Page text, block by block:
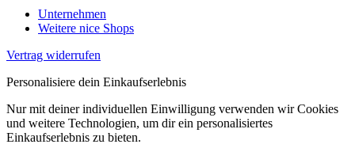
Unternehmen
Weitere nice Shops
Vertrag widerrufen
Personalisiere dein Einkaufserlebnis
Nur mit deiner individuellen Einwilligung verwenden wir Cookies
und weitere Technologien, um dir ein personalisiertes
Einkaufserlebnis zu bieten.